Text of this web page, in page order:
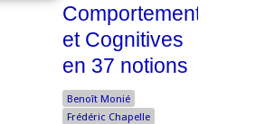
Comportementales
et Cognitives
en 37 notions
Benoît Monié
Frédéric Chapelle